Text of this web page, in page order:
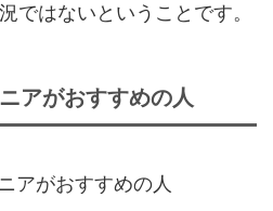
ではないということです。
アがおすすめの人